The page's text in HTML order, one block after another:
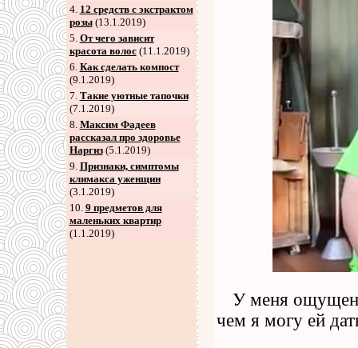
4. 12 средств с экстрактом
розы(13.1.2019)
5. От чего зависит
красота волос(11.1.2019)
6. Как сделать компост
(9.1.2019)
7. Такие уютные тапочки
(7.1.2019)
8. Максим Фадеев
рассказал про здоровье
Наргиз(5.1.2019)
9. Признаки, симптомы
климакса уженщин
(3.1.2019)
10. 9 предметов для
маленьких квартир
(1.1.2019)
У меня
чем я могу ей